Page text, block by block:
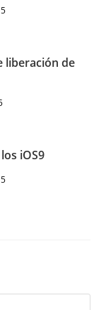
liberación de
iOS9